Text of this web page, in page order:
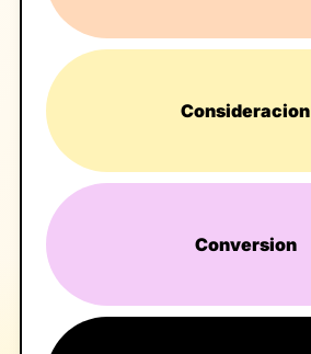
Consideracion
Conversion